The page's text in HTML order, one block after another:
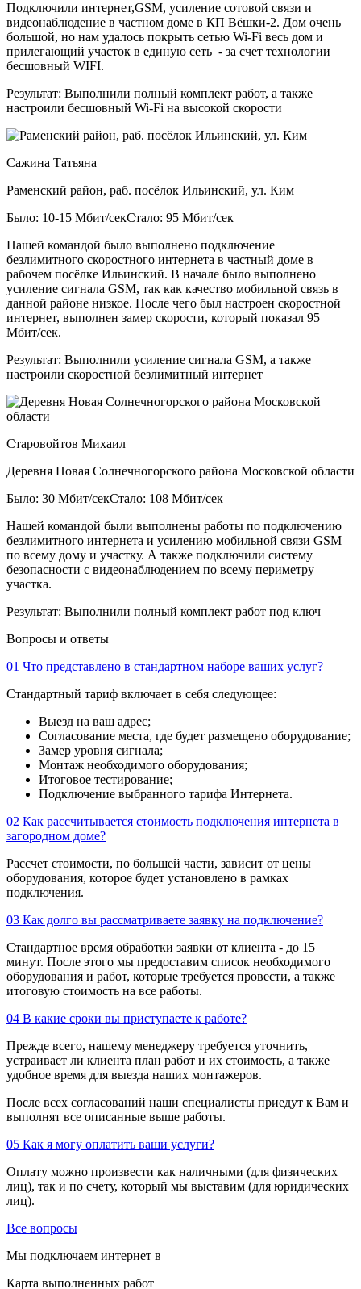
Подключили интернет,GSM, усиление сотовой связи и
видеонаблюдение в частном доме в КП Вёшки-2. Дом очень
большой, но нам удалось покрыть сетью Wi-Fi весь дом и
прилегающий участок в единую сеть - за счет технологии
бесшовный WIFI.
Результат: Выполнили полный комплект работ, а также
настроили бесшовный Wi-Fi на высокой скорости
Сажина Татьяна
Раменский район, раб. посёлок Ильинский, ул. Ким
Было: 10-15 Мбит/секСтало: 95 Мбит/сек
Нашей командой было выполнено подключение
безлимитного скоростного интернета в частный доме в
рабочем посёлке Ильинский. В начале было выполнено
усиление сигнала GSM, так как качество мобильной связь в
данной районе низкое. После чего был настроен скоростной
интернет, выполнен замер скорости, который показал 95
Мбит/сек.
Результат: Выполнили усиление сигнала GSM, а также
настроили скоростной безлимитный интернет
Старовойтов Михаил
Деревня Новая Солнечногорского района Московской области
Было: 30 Мбит/секСтало: 108 Мбит/сек
Нашей командой были выполнены работы по подключению
безлимитного интернета и усилению мобильной связи GSM
по всему дому и участку. А также подключили систему
безопасности с видеонаблюдением по всему периметру
участка.
Результат: Выполнили полный комплект работ под ключ
Вопросы и ответы
01 Что представлено в стандартном наборе ваших услуг?
Стандартный тариф включает в себя следующее:
Выезд на ваш адрес;
Согласование места, где будет размещено оборудование;
Замер уровня сигнала;
Монтаж необходимого оборудования;
Итоговое тестирование;
Подключение выбранного тарифа Интернета.
02 Как рассчитывается стоимость подключения интернета в
загородном доме?
Рассчет стоимости, по большей части, зависит от цены
оборудования, которое будет установлено в рамках
подключения.
03 Как долго вы рассматриваете заявку на подключение?
Стандартное время обработки заявки от клиента - до 15
минут. После этого мы предоставим список необходимого
оборудования и работ, которые требуется провести, а также
итоговую стоимость на все работы.
04 В какие сроки вы приступаете к работе?
Прежде всего, нашему менеджеру требуется уточнить,
устраивает ли клиента план работ и их стоимость, а также
удобное время для выезда наших монтажеров.
После всех согласований наши специалисты приедут к Вам и
выполнят все описанные выше работы.
05 Как я могу оплатить ваши услуги?
Оплату можно произвести как наличными (для физических
лиц), так и по счету, который мы выставим (для юридических
лиц).
Все вопросы
Мы подключаем интернет в
Карта выполненных работ